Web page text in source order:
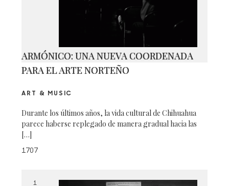
ARMÓNICO: UNA NUEVA COORDENADA
PARA EL ARTE NORTEÑO
ART & MUSIC
Durante los últimos años, la vida cultural de Chihuahua
parece haberse replegado de manera gradual hacia las
[…]
1707
1